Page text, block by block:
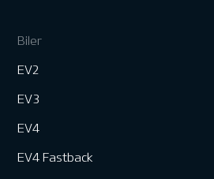
Biler
EV2
EV3
EV4
EV4 Fastback